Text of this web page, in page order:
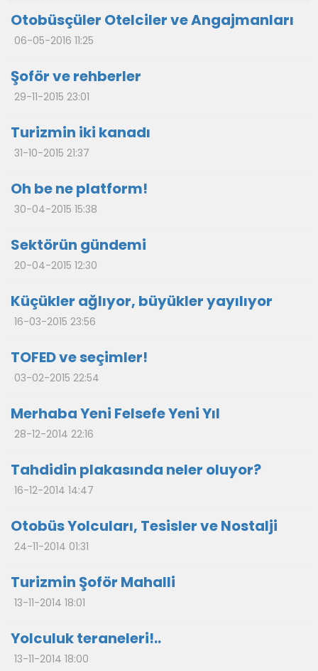
Otobüsçüler Otelciler ve Angajmanları
06-05-2016 11:25
Şoför ve rehberler
29-11-2015 23:01
Turizmin iki kanadı
31-10-2015 21:37
Oh be ne platform!
30-04-2015 15:38
Sektörün gündemi
20-04-2015 12:30
Küçükler ağlıyor, büyükler yayılıyor
16-03-2015 23:56
TOFED ve seçimler!
03-02-2015 22:54
Merhaba Yeni Felsefe Yeni Yıl
28-12-2014 22:16
Tahdidin plakasında neler oluyor?
16-12-2014 14:47
Otobüs Yolcuları, Tesisler ve Nostalji
24-11-2014 01:31
Turizmin Şoför Mahalli
13-11-2014 18:01
Yolculuk teraneleri!..
13-11-2014 18:00